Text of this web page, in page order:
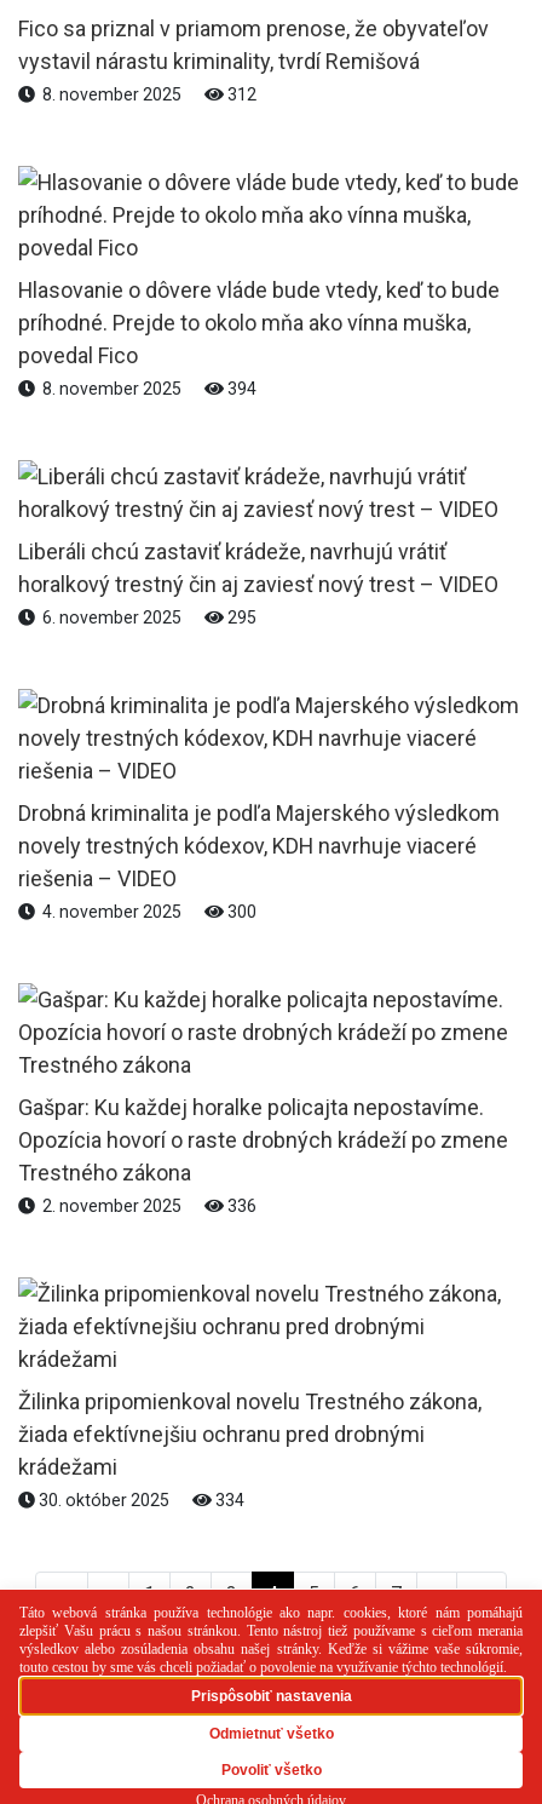
Fico sa priznal v priamom prenose, že obyvateľov
vystavil nárastu kriminality, tvrdí Remišová
8. november 2025 312
Hlasovanie o dôvere vláde bude vtedy, keď to bude
príhodné. Prejde to okolo mňa ako vínna muška,
povedal Fico
8. november 2025 394
Liberáli chcú zastaviť krádeže, navrhujú vrátiť
horalkový trestný čin aj zaviesť nový trest – VIDEO
6. november 2025 295
Drobná kriminalita je podľa Majerského výsledkom
novely trestných kódexov, KDH navrhuje viaceré
riešenia – VIDEO
4. november 2025 300
Gašpar: Ku každej horalke policajta nepostavíme.
Opozícia hovorí o raste drobných krádeží po zmene
Trestného zákona
2. november 2025 336
Žilinka pripomienkoval novelu Trestného zákona,
žiada efektívnejšiu ochranu pred drobnými
krádežami
30. október 2025 334
<< < 1 2 3 4 5 6 7 > >>
PR článok
používania cookies
RSS